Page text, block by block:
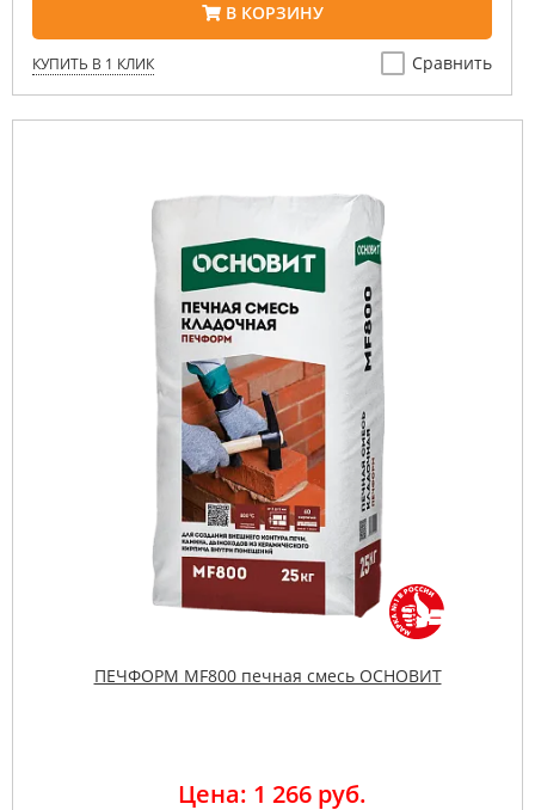
В КОРЗИНУ
КУПИТЬ В 1 КЛИК Сравнить
ПЕЧФОРМ MF800 печная смесь ОСНОВИТ
Цена: 1 266 руб.